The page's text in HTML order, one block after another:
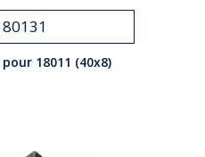
18011 (40x8)